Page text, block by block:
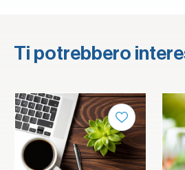
Ti potrebbero